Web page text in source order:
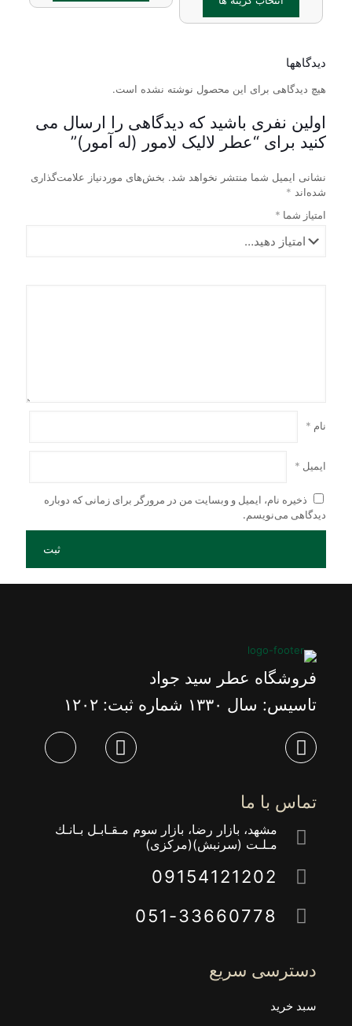
مختلفی
باشد.
گزینه
ها
است
ها
ممکن
در
دیدگاهها
هیچ دیدگاهی برای این محصول نوشته نشده است.
اولین نفری باشید که دیدگاهی را ارسال می
کنید برای “عطر لالیک لامور (له آمور)”
نشانی ایمیل شما منتشر نخواهد شد. بخش‌های موردنیاز علامت‌گذاری
شده‌اند *
امتیاز شما *
نام *
ایمیل *
ذخیره نام، ایمیل و وبسایت من در مرورگر برای زمانی که دوباره
دیدگاهی می‌نویسم.
فروشگاه عطر سید جواد
تاسیس: سال ١٣٣٠ شماره ثبت: ١٢٠٢
تماس با ما
مشهد، بازار رضا، بازار سوم مـقـابـل بـانـك
مـلـت (سرنبش)(مركزى)
09154121202
051-33660778
دسترسی سریع
سبد خرید